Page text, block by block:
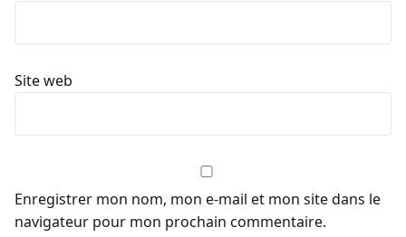
Site web
Enregistrer mon nom, mon e-mail et mon site dans le
navigateur pour mon prochain commentaire.